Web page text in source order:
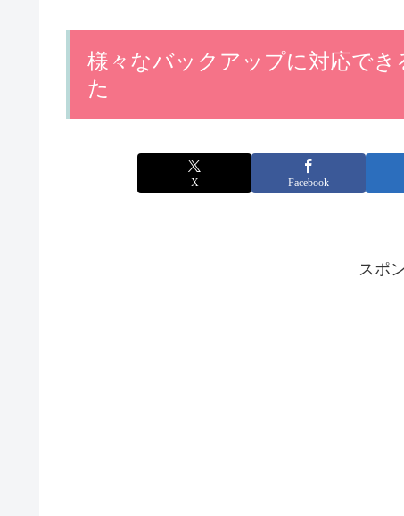
様々なバックアップに対応でき
た
X Facebook
スポ